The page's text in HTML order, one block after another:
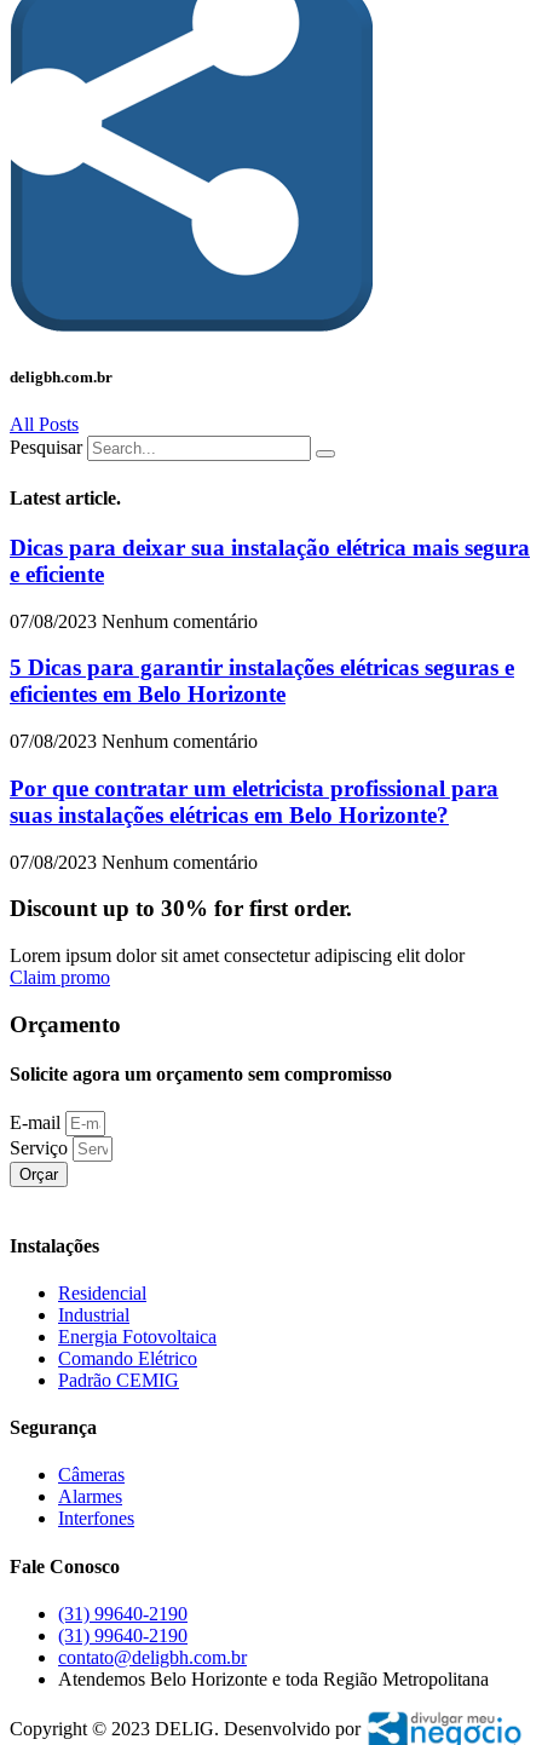
deligbh.com.br
All Posts
Pesquisar
Latest article.
Dicas para deixar sua instalação elétrica mais segura
e eficiente
07/08/2023 Nenhum comentário
5 Dicas para garantir instalações elétricas seguras e
eficientes em Belo Horizonte
07/08/2023 Nenhum comentário
Por que contratar um eletricista profissional para
suas instalações elétricas em Belo Horizonte?
07/08/2023 Nenhum comentário
Discount up to 30% for first order.
Lorem ipsum dolor sit amet consectetur adipiscing elit dolor
Claim promo
Orçamento
Solicite agora um orçamento sem compromisso
E-mail
Serviço
Orçar
Instalações
Residencial
Industrial
Energia Fotovoltaica
Comando Elétrico
Padrão CEMIG
Segurança
Câmeras
Alarmes
Interfones
Fale Conosco
(31) 99640-2190
(31) 99640-2190
contato@deligbh.com.br
Atendemos Belo Horizonte e toda Região Metropolitana
Copyright © 2023 DELIG. Desenvolvido por